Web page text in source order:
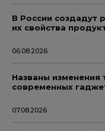
В России создадут
их свойства
06.08.2026
Названы изменения
современных
07.08.2026